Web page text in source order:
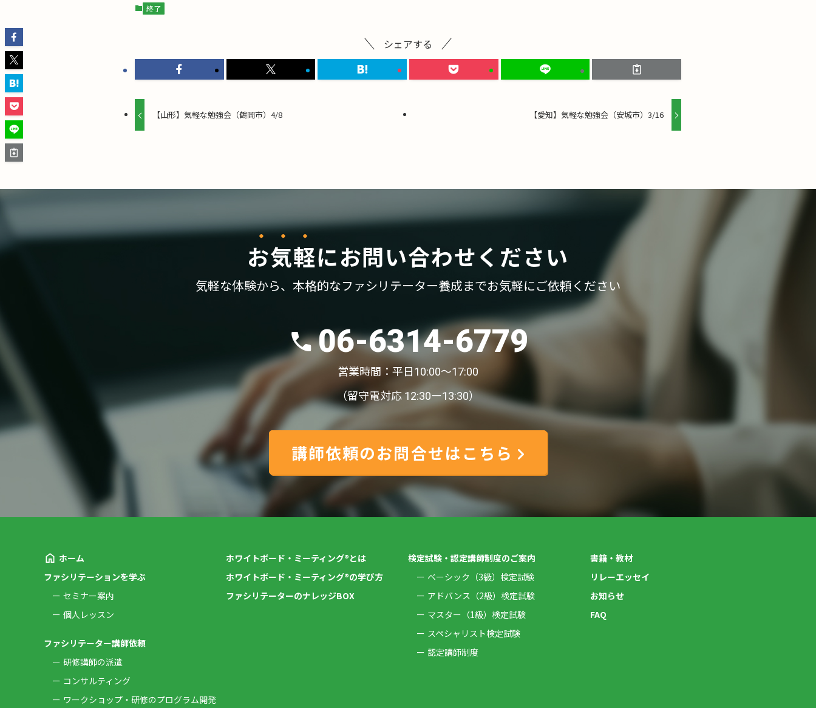
終了
シェアする
【山形】気軽な勉強会（鶴岡市）4/8 【愛知】気軽な勉強会（安城市）3/16
お気軽にお問い合わせください
気軽な体験から、 本格的なファシリテーター養成までお気軽にご依頼ください
06-6314-6779
営業時間：平日10:00〜17:00
（留守電対応 12:30ー13:30）
講師依頼のお問合せはこちら
ホーム
ファシリテーションを学ぶ
セミナー案内
個人レッスン
ファシリテーター講師依頼
研修講師の派遣
コンサルティング
ワークショップ・研修のプログラム開発
ホワイトボード・ミーティング®とは
ホワイトボード・ミーティング®の学び方
ファシリテーターのナレッジBOX
検定試験・認定講師制度のご案内
ベーシック（3級）検定試験
アドバンス（2級）検定試験
マスター（1級）検定試験
スペシャリスト検定試験
認定講師制度
書籍・教材
リレーエッセイ
お知らせ
FAQ